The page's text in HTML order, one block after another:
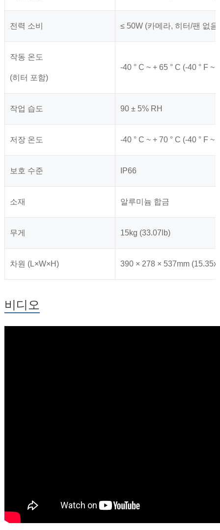
전력 소비 ≤ 50W (카메라, 히터/팬 없음)
작동 온도
(히터 포함)
-40 ° C ~ + 65 ° C (-40 ° F ~
작업 습도 90 ± 5% RH
저장 온도 -40 ° C ~ + 70 ° C (-40 ° F ~
보호 수준 IP66
소재 알루미늄 합금
무게 15kg (33.07lb)
차원 (L×W×H) 390 × 278 × 537mm
비디오